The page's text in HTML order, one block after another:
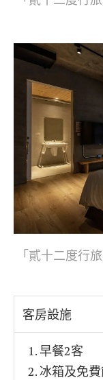
「貳十二度行
客房設施
早餐2客
冰箱及免